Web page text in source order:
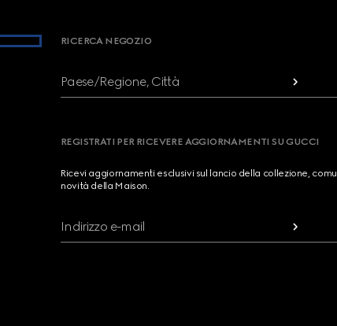
RICERCA NEGOZIO
Paese/Regione, Città
REGISTRATI PER RICEVERE AGGIORNAMENTI SU GUCCI
Ricevi aggiornamenti esclusivi sul lancio della collezione,
novità della Maison.
Indirizzo e-mail